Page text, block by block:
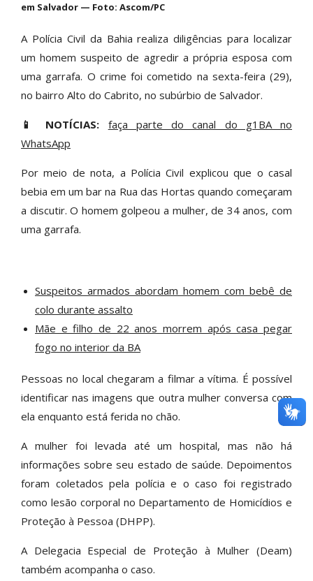
em Salvador — Foto: Ascom/PC
A Polícia Civil da Bahia realiza diligências para localizar
um homem suspeito de agredir a própria esposa com
uma garrafa. O crime foi cometido na sexta-feira (29),
no bairro Alto do Cabrito, no subúrbio de Salvador.
📱 NOTÍCIAS:
faça parte do canal do g1BA no
WhatsApp
Por meio de nota, a Polícia Civil explicou que o casal
bebia em um bar na Rua das Hortas quando começaram
a discutir. O homem golpeou a mulher, de 34 anos, com
uma garrafa.
Suspeitos armados abordam homem com bebê de
colo durante assalto
Mãe e filho de 22 anos morrem após casa pegar
fogo no interior da BA
Pessoas no local chegaram a filmar a vítima. É possível
identificar nas imagens que outra mulher conversa com
ela enquanto está ferida no chão.
A mulher foi levada até um hospital, mas não há
informações sobre seu estado de saúde. Depoimentos
foram coletados pela polícia e o caso foi registrado
como lesão corporal no Departamento de Homicídios e
Proteção à Pessoa (DHPP).
A Delegacia Especial de Proteção à Mulher (Deam)
também acompanha o caso.